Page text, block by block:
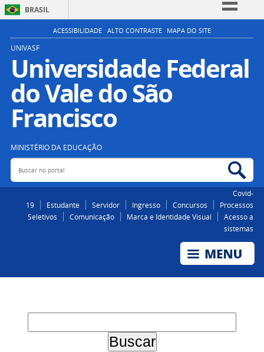
BRASIL
Simplifique!
Participe
Acesso à informação
Legislação
ACESSIBILIDADE ALTO CONTRASTE MAPA DO SITE
UNIVASF
Universidade Federal
do Vale do São
Francisco
MINISTÉRIO DA EDUCAÇÃO
Buscar no portal
Covid-
19
Estudante Servidor Ingresso Concursos
Processos
Seletivos
Comunicação Marca e Identidade Visual
Acesso a
sistemas